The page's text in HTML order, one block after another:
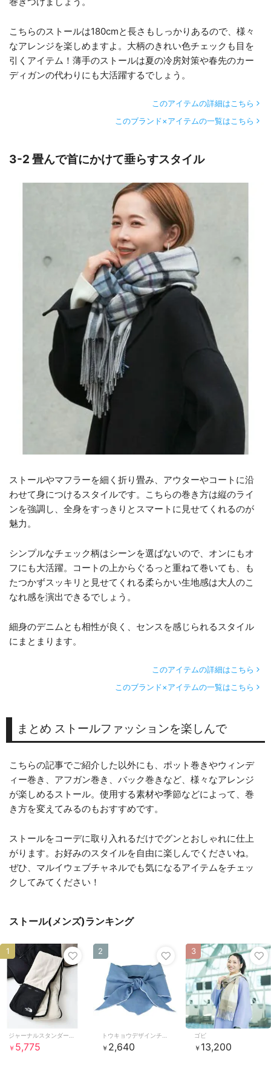
こちらのストールは180cmと長さもしっかりあるので、様々
なアレンジを楽しめますよ。大柄のきれい色チェックも目を
引くアイテム！薄手のストールは夏の冷房対策や春先のカー
ディガンの代わりにも大活躍するでしょう。
このアイテムの詳細はこちら
このブランド×アイテムの一覧はこちら
3-2 畳んで首にかけて垂らすスタイル
ストールやマフラーを細く折り畳み、アウターやコートに沿
わせて身につけるスタイルです。こちらの巻き方は縦のライ
ンを強調し、全身をすっきりとスマートに見せてくれるのが
魅力。
シンプルなチェック柄はシーンを選ばないので、オンにもオ
フにも大活躍。コートの上からぐるっと重ねて巻いても、も
たつかずスッキリと見せてくれる柔らかい生地感は大人のこ
なれ感を演出できるでしょう。
細身のデニムとも相性が良く、センスを感じられるスタイル
にまとまります。
このアイテムの詳細はこちら
このブランド×アイテムの一覧はこちら
まとめ ストールファッションを楽しんで
こちらの記事でご紹介した以外にも、ポット巻きやウィンデ
ィー巻き、アフガン巻き、バック巻きなど、様々なアレンジ
が楽しめるストール。使用する素材や季節などによって、巻
き方を変えてみるのもおすすめです。
ストールをコーデに取り入れるだけでグンとおしゃれに仕上
がります。お好みのスタイルを自由に楽しんでくださいね。
ぜひ、マルイウェブチャネルでも気になるアイテムをチェッ
クしてみてください！
ストール(メンズ)ランキング
￥ 5,775
1
￥ 2,640
2
ゴビ
￥ 13,200
3